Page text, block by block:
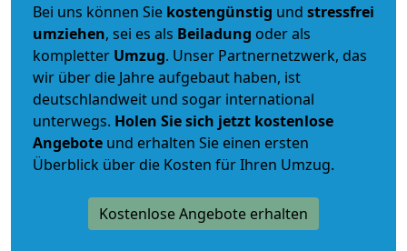
Bei uns können Sie kostengünstig und stressfrei
umziehen, sei es als Beiladung oder als
kompletter Umzug. Unser Partnernetzwerk, das
wir über die Jahre aufgebaut haben, ist
deutschlandweit und sogar international
unterwegs. Holen Sie sich jetzt kostenlose
Angebote und erhalten Sie einen ersten
Überblick über die Kosten für Ihren Umzug.
Kostenlose Angebote erhalten